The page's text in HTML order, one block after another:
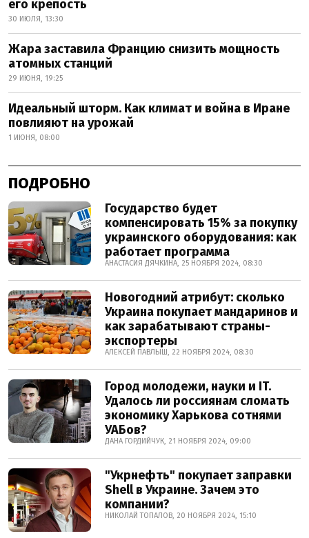
его крепость
30 ИЮЛЯ, 13:30
Жара заставила Францию снизить мощность
атомных станций
29 ИЮНЯ, 19:25
Идеальный шторм. Как климат и война в Иране
повлияют на урожай
1 ИЮНЯ, 08:00
ПОДРОБНО
Государство будет
компенсировать 15% за покупку
украинского оборудования: как
работает программа
АНАСТАСИЯ ДЯЧКИНА, 25 НОЯБРЯ 2024, 08:30
Новогодний атрибут: сколько
Украина покупает мандаринов и
как зарабатывают страны-
экспортеры
АЛЕКСЕЙ ПАВЛЫШ, 22 НОЯБРЯ 2024, 08:30
Город молодежи, науки и IT.
Удалось ли россиянам сломать
экономику Харькова сотнями
УАБов?
ДАНА ГОРДИЙЧУК, 21 НОЯБРЯ 2024, 09:00
"Укрнефть" покупает заправки
Shell в Украине. Зачем это
компании?
НИКОЛАЙ ТОПАЛОВ, 20 НОЯБРЯ 2024, 15:10